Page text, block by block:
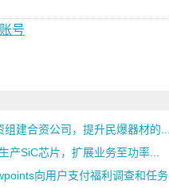
号
建合资公司，提升民爆器材的...
产SiC芯片，扩展业务至功率...
向用户支付福利调查和任务